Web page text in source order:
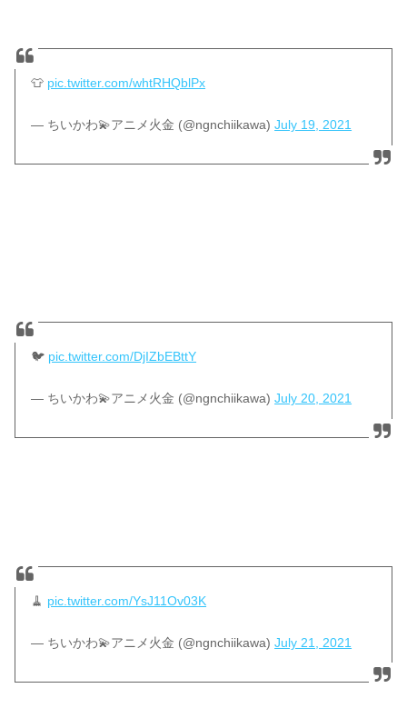
👕 pic.twitter.com/whtRHQblPx
— ちいかわ💫アニメ火金 (@ngnchiikawa)July 19, 2021
🐦 pic.twitter.com/DjIZbEBttY
— ちいかわ💫アニメ火金 (@ngnchiikawa)July 20, 2021
🧹 pic.twitter.com/YsJ11Ov03K
— ちいかわ💫アニメ火金 (@ngnchiikawa)July 21, 2021